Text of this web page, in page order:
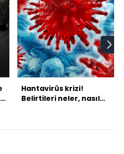
Hantavirüs krizi!
Belirtileri neler, nasıl